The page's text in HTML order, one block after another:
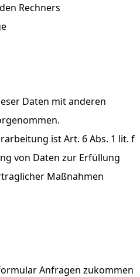
Rechners
Daten mit anderen
ist Art. 6 Abs. 1 lit. f
von Daten zur Erfüllung
Maßnahmen
Anfragen zukommen